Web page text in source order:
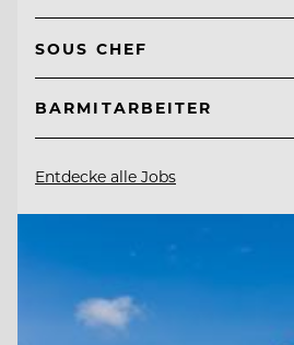
SOUS CHEF
BARMITARBEITER
Entdecke alle Jobs